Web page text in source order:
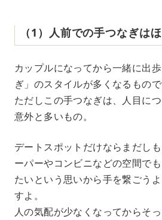
（1）人前での手つなぎは
カップルになってから一緒に出
ぎ」のスタイルが多くなるもので
ただしこの手つなぎは、人目に
意外と多いもの。
デートスポットだけならまだし
ーパーやコンビニなどの空間で
たいという思いから手を繋ごう
すよ。
人の気配が少なくなってからそ